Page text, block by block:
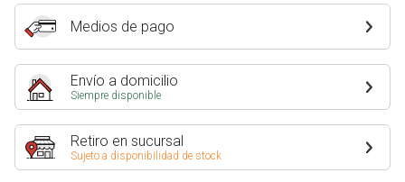
Medios de pago
Envío a domicilio
Siempre disponible
Retiro en sucursal
Sujeto a disponibilidad de stock